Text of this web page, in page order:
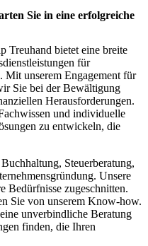
Sie in eine erfolgreiche
Treuhand bietet eine breite
für
Mit unserem Engagement für
Sie bei der Bewältigung
Herausforderungen.
und individuelle
zu entwickeln, die
Steuerberatung,
Unsere
Bedürfnisse zugeschnitten.
Sie von unserem Know-how.
unverbindliche Beratung
finden, die Ihren